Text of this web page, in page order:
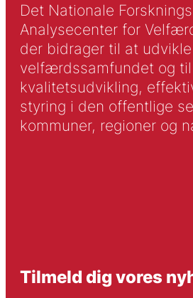
Det Nationale
Analysecenter for
der bidrager til at udvikle
velfærdssamfundet og
kvalitetsudvikling,
styring i den offentlige
kommuner, regioner og
Tilmeld dig vores